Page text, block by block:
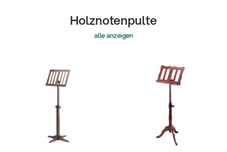
Holznotenpulte
alle anzeigen